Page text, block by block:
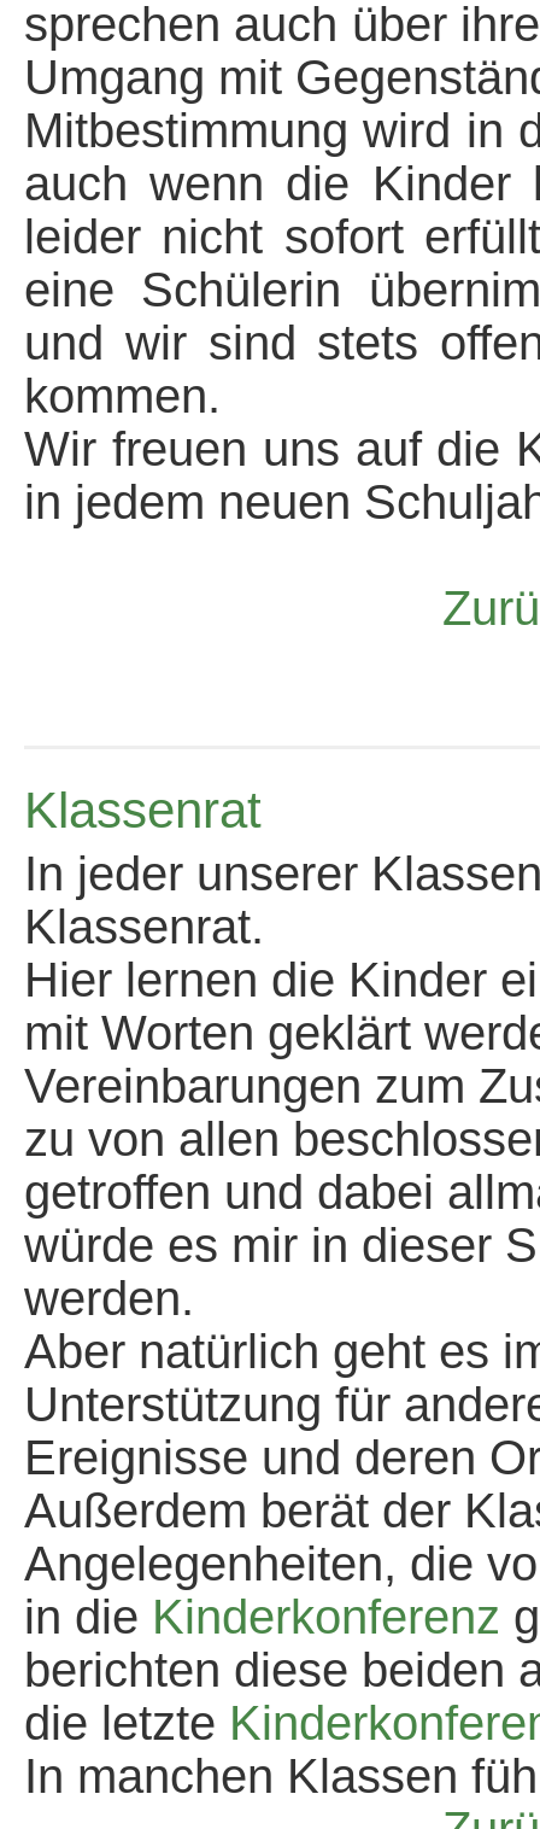
sprechen auch über
Umgang mit
Mitbestimmung wird in
auch wenn die Kinder
leider nicht sofort
eine Schülerin
und wir sind stets
kommen.
Wir freuen uns auf die
in jedem neuen
Klassenrat
In jeder unserer
Klassenrat.
Hier lernen die Kinder
mit Worten geklärt
Vereinbarungen zum
zu von allen
getroffen und dabei
würde es mir in dieser
werden.
Aber natürlich geht es
Unterstützung für
Ereignisse und deren
Außerdem berät der
Angelegenheiten, die
in die Kinderkonferenz
berichten diese beiden
die letzte
In manchen Klassen